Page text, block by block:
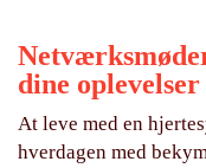
dine
At leve med en
hverdagen med